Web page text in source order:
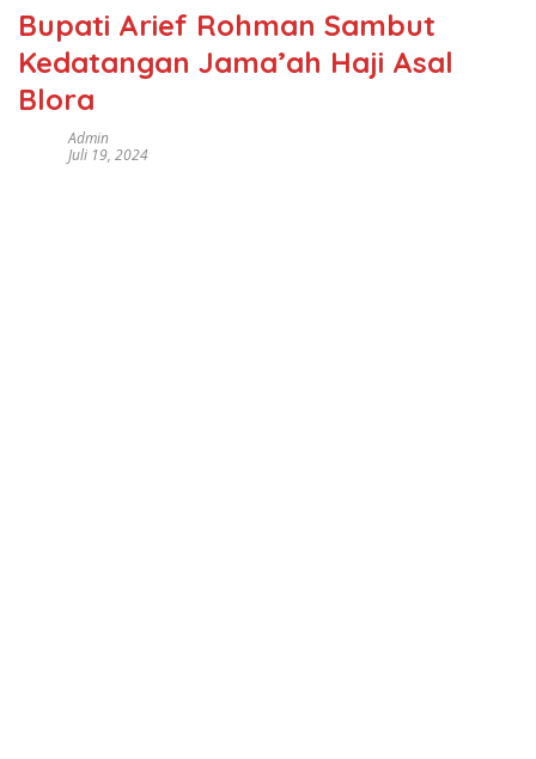
Bupati Arief Rohman Sambut
Kedatangan Jama’ah Haji Asal
Blora
Admin
Juli 19, 2024